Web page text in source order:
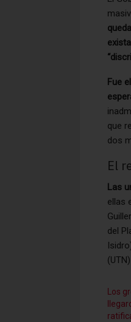
Fue
que
dos
El
Las
ellas
del
Los